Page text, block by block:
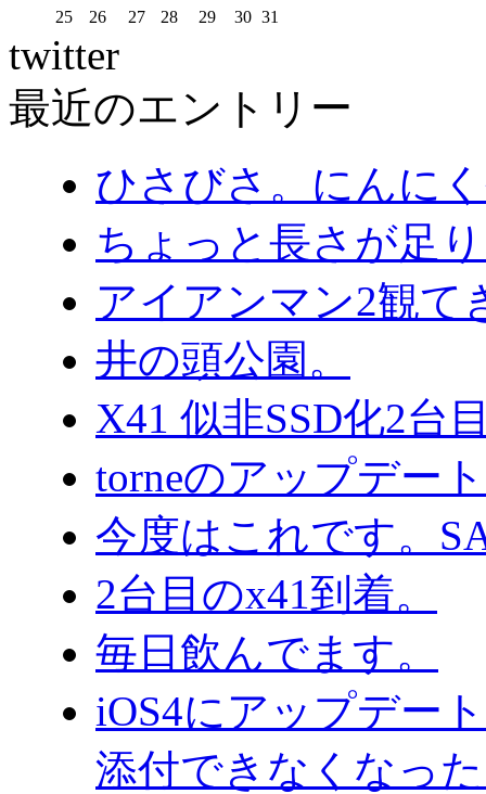
25
26 27 28 29 30 31
twitter
最近のエントリー
ひさびさ。にんに
ちょっと長さが足
アイアンマン2観て
井の頭公園。
X41 似非SSD化2台
torneのアップデー
今度はこれです。
2台目のx41到着。
毎日飲んでます。
iOS4にアップデー
添付できなくなっ